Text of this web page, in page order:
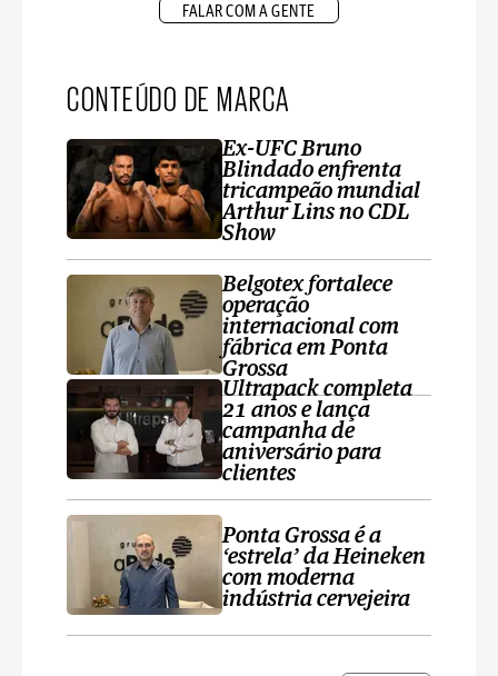
FALAR COM A GENTE
CONTEÚDO DE MARCA
Ex-UFC Bruno
Blindado enfrenta
tricampeão mundial
Arthur Lins no CDL
Show
Belgotex fortalece
operação
internacional com
fábrica em Ponta
Grossa
Ultrapack completa
21 anos e lança
campanha de
aniversário para
clientes
Ponta Grossa é a
‘estrela’ da Heineken
com moderna
indústria cervejeira